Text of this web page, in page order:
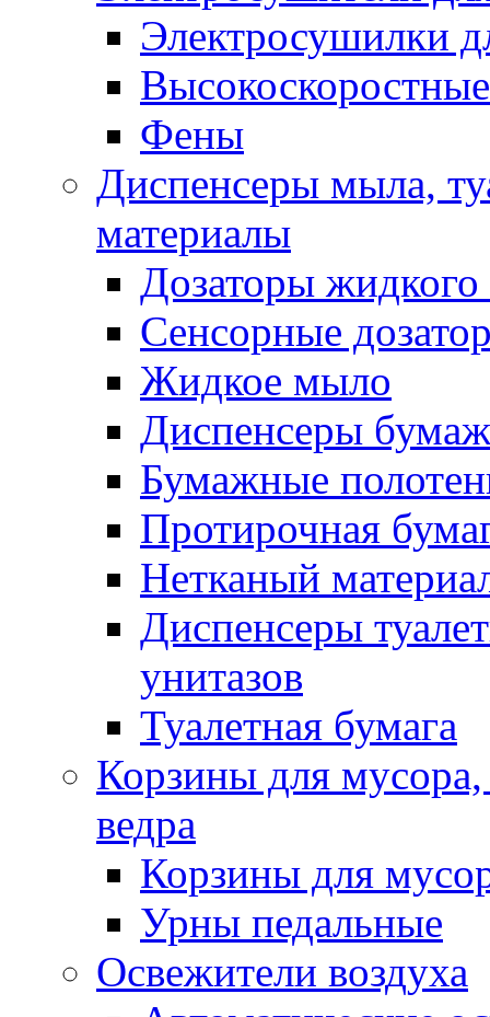
Электросушилки
Фены
Диспенсеры мыла,
материалы
Дозаторы
Сенсорные
Жидкое мыло
Диспенсеры
Бумажные
Протирочная
Нетканый
Диспенсеры
унитазов
Туалетная бумага
Корзины для
ведра
Корзины для
Урны педальные
Освежители воздуха